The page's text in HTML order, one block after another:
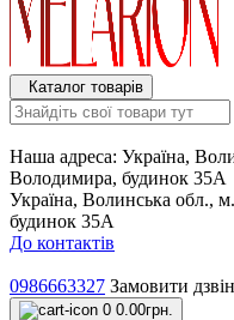
Каталог товарів
Наша адреса: Україна,
Володимира, будинок 35А
Україна, Волинська обл.,
будинок 35А
До контактів
0986663327 Замовити
0 0.00грн.